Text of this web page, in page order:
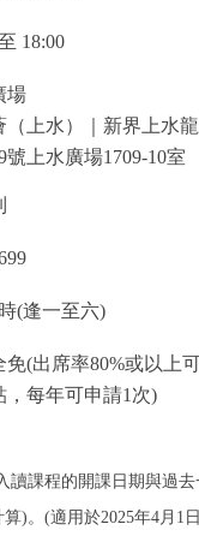
18:00
場
（上水）｜新界上水龍
號上水廣場1709-10室
(逢一至六)
免(出席率80%或以上
，每年可申請1次)
讀課程的開課日期與過去
)。(適用於2025年4月1